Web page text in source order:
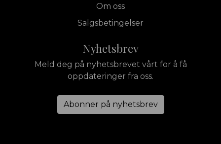
Om oss
Salgsbetingelser
Nyhetsbrev
Meld deg på nyhetsbrevet vårt for å få
oppdateringer fra oss.
Abonner på nyhetsbrev